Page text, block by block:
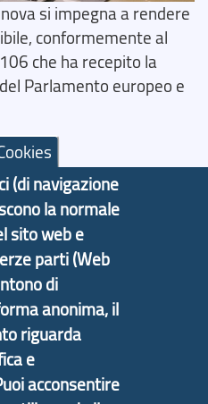
si impegna a rendere
conformemente al
che ha recepito la
Parlamento europeo e
e sviluppo locale
si è sviluppato a
Aree Interne
per lo Sviluppo
socio-economico
(di navigazione
la normale
sito web e
parti (Web
di
anonima, il
riguarda
e
acconsentire